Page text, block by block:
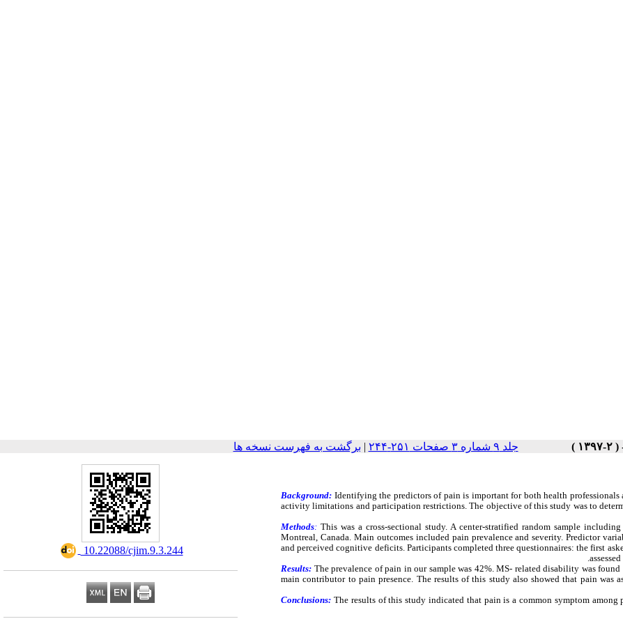
جلد ۹ شماره ۳ صفحات ۲۵۱-۲۴۴ | برگشت به فهرست نسخه ها
‎ 10.22088/cjim.9.3.244
Background: Identifying the predictors of pain is important for both health professionals
activity limitations and participation restrictions. The objective of this study was to
Methods: This was a cross-sectional study. A center-stratified random sample
Montreal, Canada. Main outcomes included pain prevalence and severity. Predictor
and perceived cognitive deficits. Participants completed three questionnaires: the first
Results: The prevalence of pain in our sample was 42%.MS- related disability was
main contributor to pain presence. The results of this study also showed that pain was
Conclusions: The results of this study indicated that pain is a common symptom